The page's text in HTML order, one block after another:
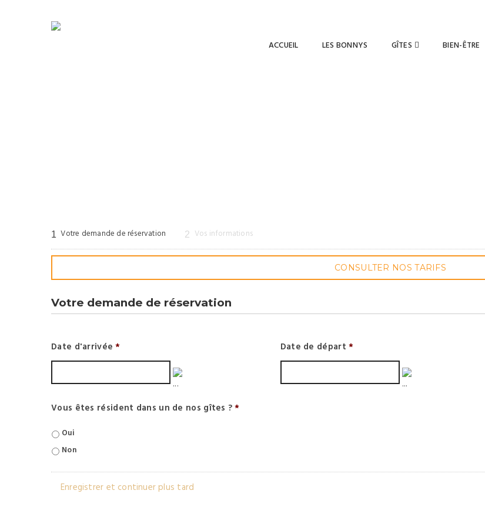
ACCUEIL LES BONNYS GÎTES BIEN-ÊTRE
1 Votre demande de réservation 2 Vos informations
CONSULTER NOS TARIFS
Votre demande de réservation
Date d'arrivée * Date de départ *
Vous êtes résident dans un de nos gîtes ?*
Oui
Non
Enregistrer et continuer plus tard